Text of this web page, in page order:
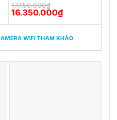
17.150.000₫
Giá
gốc
là:
16.350.000₫Giá
tại
16.350.000₫.
WIFI THAM KHẢO